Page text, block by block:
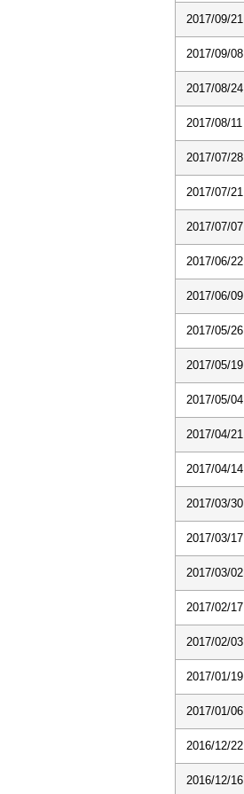
2017/09/21
2017/09/08
2017/08/24
2017/08/11
2017/07/28
2017/07/21
2017/07/07
2017/06/22
2017/06/09
2017/05/26
2017/05/19
2017/05/04
2017/04/21
2017/04/14
2017/03/30
2017/03/17
2017/03/02
2017/02/17
2017/02/03
2017/01/19
2017/01/06
2016/12/22
2016/12/16